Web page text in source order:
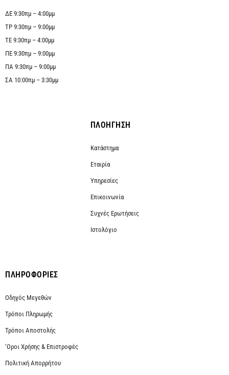
ΔΕ 9:30πμ – 4:00μμ
ΤΡ 9:30πμ – 9:00μμ
ΤΕ 9:30πμ – 4:00μμ
ΠΕ 9:30πμ – 9:00μμ
ΠΑ 9:30πμ – 9:00μμ
ΣΑ 10:00πμ – 3:30μμ
ΠΛΟΗΓΗΣΗ
Κατάστημα
Εταιρία
Υπηρεσίες
Επικοινωνία
Συχνές Ερωτήσεις
Ιστολόγιο
ΠΛΗΡΟΦΟΡΙΕΣ
Οδηγός Μεγεθών
Τρόποι Πληρωμής
Τρόποι Αποστολής
‘Οροι Χρήσης & Επιστροφές
Πολιτική Απορρήτου